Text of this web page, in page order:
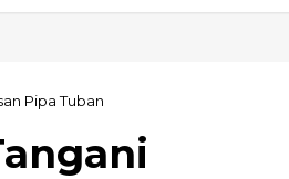
Pipa Tuban